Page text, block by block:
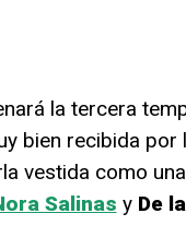
la tercera
bien recibida
vestida como
Salinas y De